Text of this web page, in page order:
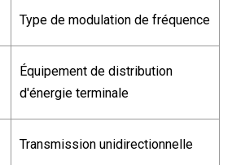
Type de modulation de fréquence
Équipement de distribution
d'énergie terminale
Transmission unidirectionnelle